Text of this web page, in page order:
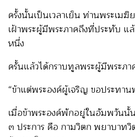
ครั้งนั้นเป็นเวลาเย็น ท่านพระเมฆิ
เฝ้าพระผู้มีพระภาคถึงที่ประทับ แ
หนึ่ง
ครั้นแล้วได้กราบทูลพระผู้มีพระภา
“ข้าแต่พระองค์ผู้เจริญ ขอประทาน
เมื่อข้าพระองค์พักอยู่ในอัมพวัน
๓ ประการ คือ กามวิตก พยาบาท